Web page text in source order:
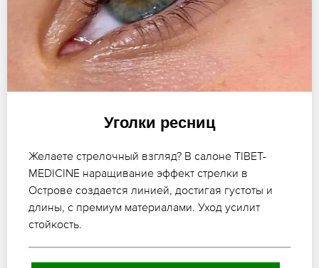
Уголки ресниц
Желаете стрелочный взгляд? В салоне TIBET-
MEDICINE наращивание эффект стрелки в
Острове создается линией, достигая густоты и
длины, с премиум материалами. Уход усилит
стойкость.